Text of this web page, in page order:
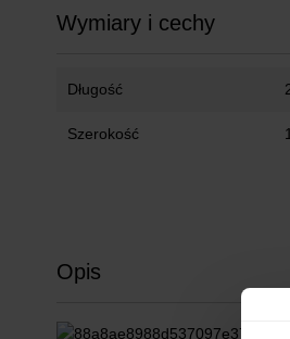
Wymiary i cechy
Długość
Szerokość
Opis